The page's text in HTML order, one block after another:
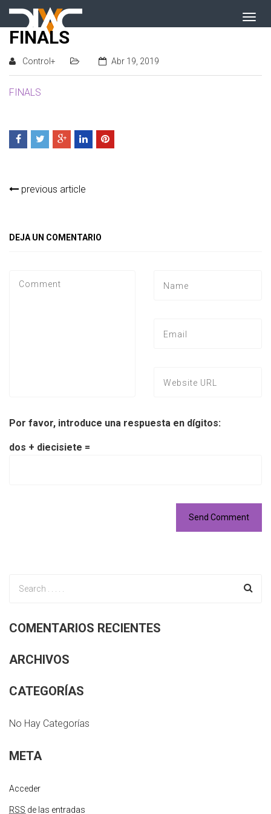
FINALS
Control+ Abr 19, 2019
FINALS
previous article
DEJA UN COMENTARIO
Por favor, introduce una respuesta en dígitos:
dos + diecisiete =
COMENTARIOS RECIENTES
ARCHIVOS
CATEGORÍAS
No Hay Categorías
META
Acceder
RSS de las entradas